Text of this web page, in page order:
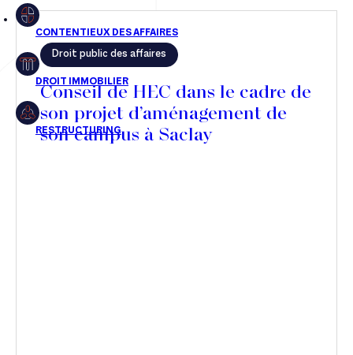
Droit immobilier
Restructuring
Article
Droit public des affaires
Conseil de HEC dans le cadre de
son projet d’aménagement de
son campus à Saclay